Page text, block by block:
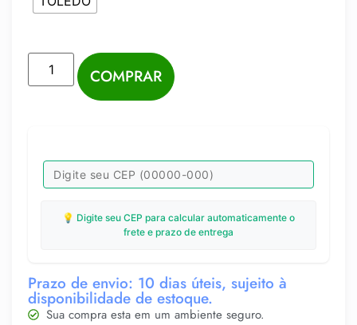
COMPRAR
💡 Digite seu CEP para calcular automaticamente o
frete e prazo de entrega
Prazo de envio: 10 dias úteis, sujeito à
disponibilidade de estoque.
Sua compra esta em um ambiente seguro.